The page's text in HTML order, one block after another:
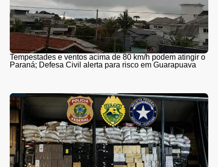
Tempestades e ventos acima de 80 km/h podem atingir o
Paraná; Defesa Civil alerta para risco em Guarapuava